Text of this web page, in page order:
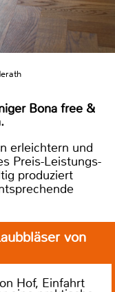
Bona free &
erleichtern und
Preis-Leistungs-
produziert
von
Hof, Einfahrt